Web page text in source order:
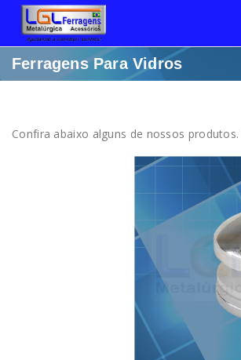
Ferragens Para Vidros
Confira abaixo alguns de nossos